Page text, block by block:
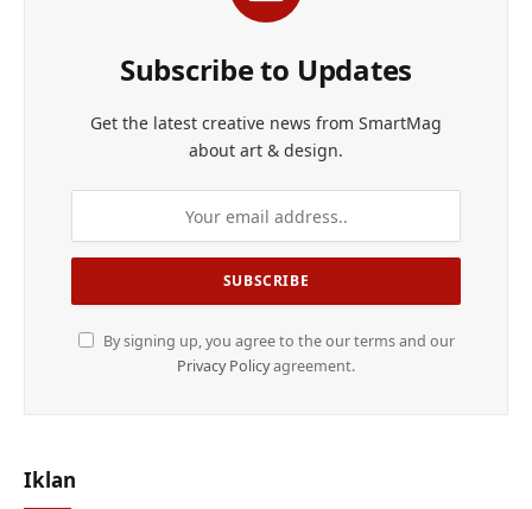
Subscribe to Updates
Get the latest creative news from SmartMag
about art & design.
By signing up, you agree to the our terms and our
Privacy Policyagreement.
Iklan